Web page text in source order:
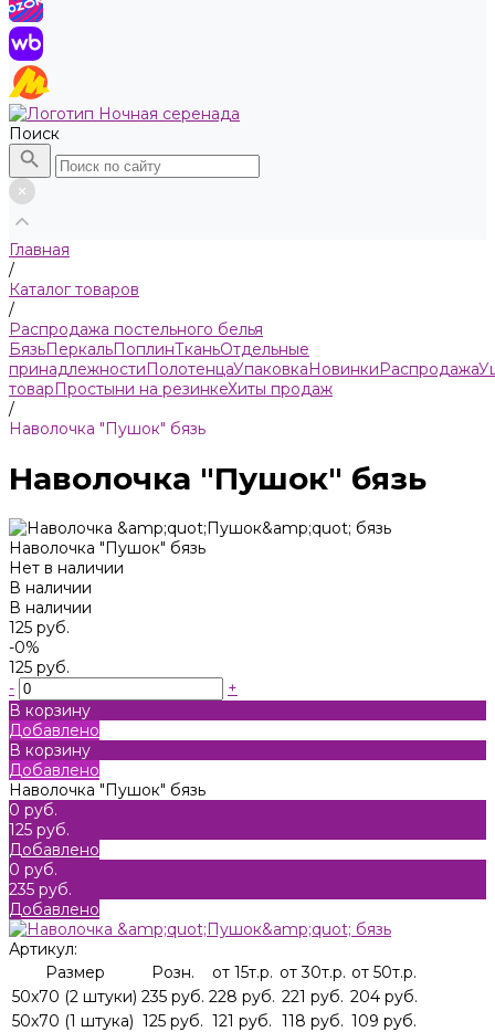
Поиск
Главная
/
Каталог товаров
/
Распродажа постельного белья
БязьПeркaльПоплинТканьОтдельные
принадлежностиПолотенцаУпаковкаНовинкиРаспродажа
товарПростыни на резинкеХиты продаж
/
Наволочка "Пушок" бязь
Наволочка "Пушок" бязь
Наволочка "Пушок" бязь
Нет в наличии
В наличии
В наличии
125 руб.
-0%
125 руб.
-
+
В корзину
Добавлено
В корзину
Добавлено
Наволочка "Пушок" бязь
0 руб.
125 руб.
Добавлено
0 руб.
235 руб.
Добавлено
Артикул:
Размер
Розн. от 15т.р. от 30т.р. от 50т.р.
50x70 (2 штуки) 235 руб. 228 руб. 221 руб. 204 руб.
50х70 (1 штука) 125 руб. 121 руб. 118 руб. 109 руб.